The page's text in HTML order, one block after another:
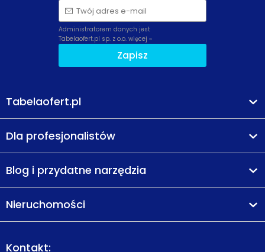
Twój adres e-mail
Administratorem danych jest
Tabelaofert.pl sp. z o.o. więcej »
Zapisz
Tabelaofert.pl
Dla profesjonalistów
Blog i przydatne narzędzia
Nieruchomości
Kontakt: